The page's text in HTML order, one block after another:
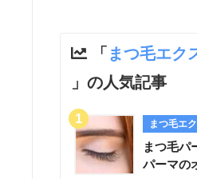
「 まつ毛エク
」の人気記事
まつ毛エ
まつ毛パ
パーマの